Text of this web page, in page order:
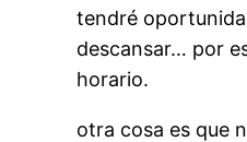
tendré
descansar… por
horario.
otra cosa es que